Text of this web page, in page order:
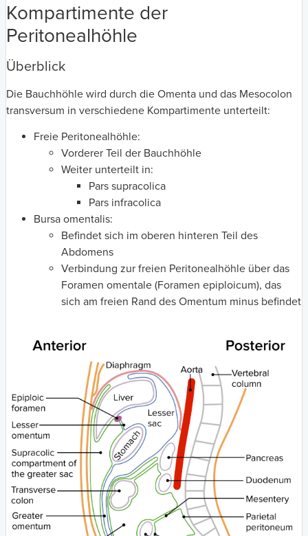
Kompartimente der
Peritonealhöhle
Überblick
Die Bauchhöhle wird durch die Omenta und das Mesocolon
transversum in verschiedene Kompartimente unterteilt:
Freie Peritonealhöhle:
Vorderer Teil der Bauchhöhle
Weiter unterteilt in:
Pars supracolica
Pars infracolica
Bursa omentalis:
Befindet sich im oberen hinteren Teil des
Abdomens
Verbindung zur freien Peritonealhöhle über das
Foramen omentale (Foramen epiploicum), das
sich am freien Rand des Omentum minus befindet